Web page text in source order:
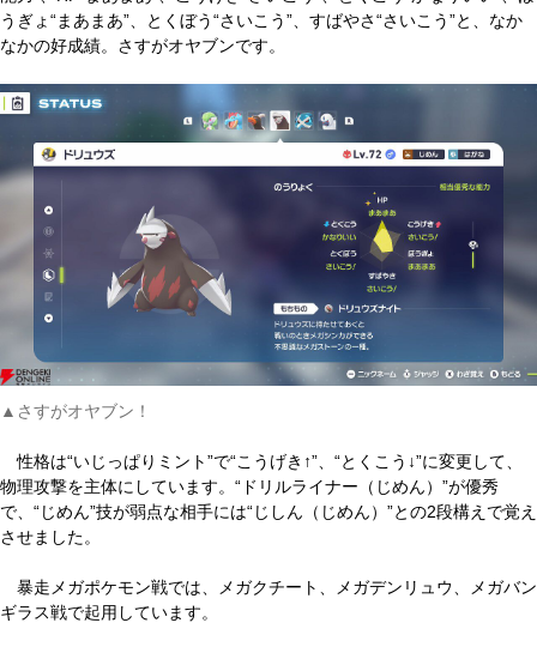
うぎょ“まあまあ”、とくぼう“さいこう”、すばやさ“さいこう”と、なか
なかの好成績。さすがオヤブンです。
▲さすがオヤブン！
性格は“いじっぱりミント”で“こうげき↑”、“とくこう↓”に変更して、
物理攻撃を主体にしています。“ドリルライナー（じめん）”が優秀
で、“じめん”技が弱点な相手には“じしん（じめん）”との2段構えで覚え
させました。
暴走メガポケモン戦では、メガクチート、メガデンリュウ、メガバン
ギラス戦で起用しています。